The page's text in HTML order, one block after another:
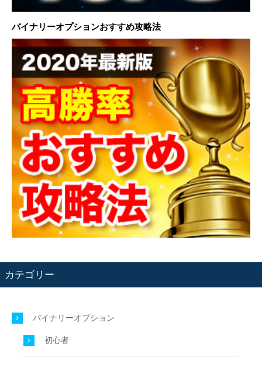
バイナリーオプションおすすめ攻略法
カテゴリー
バイナリーオプション
初心者